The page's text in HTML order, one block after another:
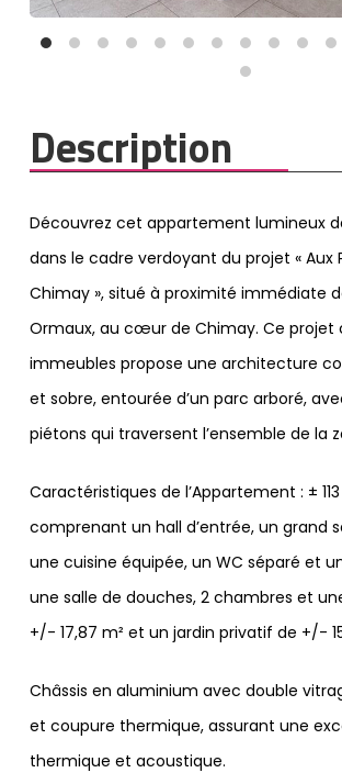
Description
Découvrez cet appartement lumineux
dans le cadre verdoyant du projet « Aux
Chimay », situé à proximité immédiate
Ormaux, au cœur de Chimay. Ce projet
immeubles propose une architecture
et sobre, entourée d’un parc arboré,
piétons qui traversent l’ensemble de la
Caractéristiques de l’Appartement : ± 113
comprenant un hall d’entrée, un grand
une cuisine équipée, un WC séparé et
une salle de douches, 2 chambres et
+/- 17,87 m² et un jardin privatif de +/-
Châssis en aluminium avec double
et coupure thermique, assurant une
thermique et acoustique.